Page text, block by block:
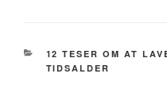
KATEGORIER
12 TESER OM AT
TIDSALDER